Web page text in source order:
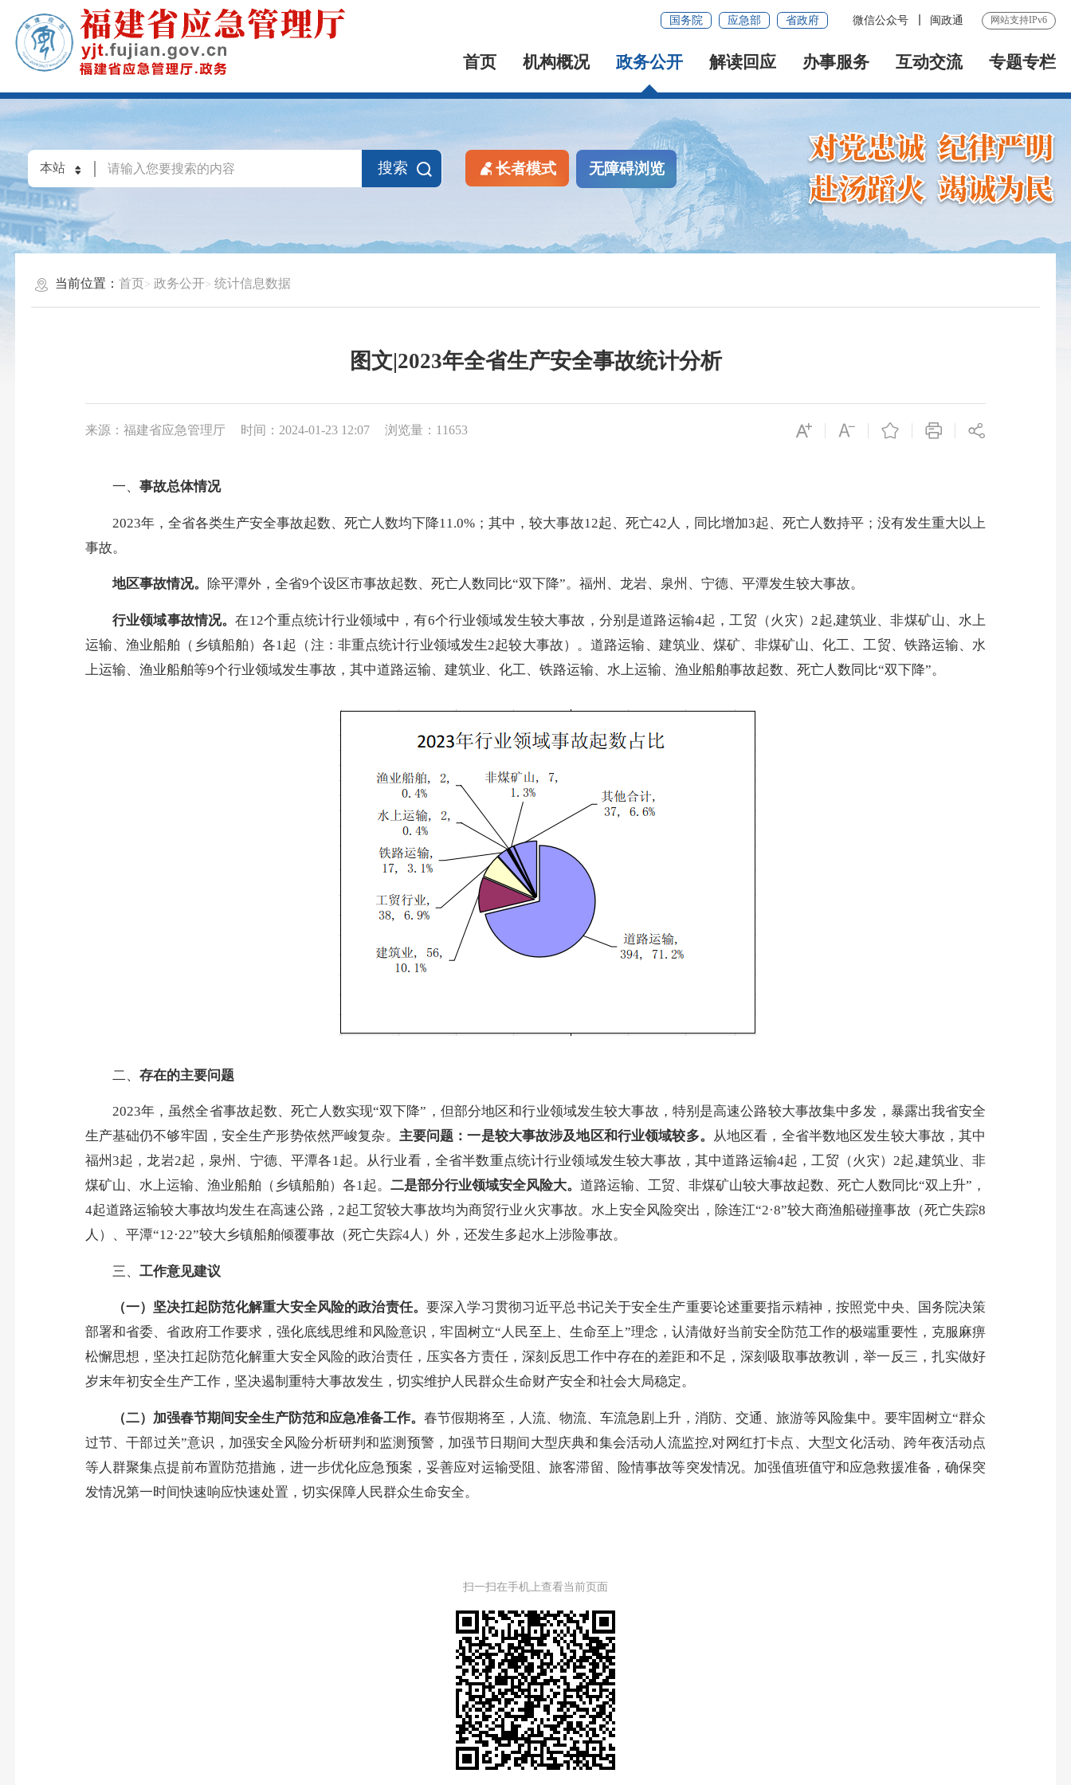
国务院 应急部 省政府 微信公众号 闽政通 网站支持IPv6
首页 机构概况 政务公开 解读回应 办事服务 互动交流 专题专栏
搜索 长者模式 无障碍浏览
当前位置：首页 政务公开 统计信息数据
图文|2023年全省生产安全事故统计分析
来源：福建省应急管理厅 时间：2024-01-23 12:07 浏览量：11653
一、 事故总体情况
2023年，全省各类生产安全事故起数、死亡人数均下降11.0%；其中，较大事故12起、死亡42人，同比增加3起、死亡人数持平；没有发生重大以上
事故。
地区事故情况。 除平潭外，全省9个设区市事故起数、死亡人数同比“双下降”。福州、龙岩、泉州、宁德、平潭发生较大事故。
行业领域事故情况。在12个重点统计行业领域中，有6个行业领域发生较大事故，分别是道路运输4起，工贸（火灾）2起,建筑业、非煤矿山、水上
运输、渔业船舶（乡镇船舶）各1起（注：非重点统计行业领域发生2起较大事故）。道路运输、建筑业、煤矿、非煤矿山、化工、工贸、铁路运输、水
上运输、渔业船舶等9个行业领域发生事故，其中道路运输、建筑业、化工、铁路运输、水上运输、渔业船舶事故起数、死亡人数同比“双下降”。
二、 存在的主要问题
2023年，虽然全省事故起数、死亡人数实现“双下降”，但部分地区和行业领域发生较大事故，特别是高速公路较大事故集中多发，暴露出我省安全
生产基础仍不够牢固，安全生产形势依然严峻复杂。 主要问题 ：一是较大事故涉及地区和行业领域较多。 从地区看，全省半数地区发生较大事故，其中
福州3起，龙岩2起，泉州、宁德、平潭各1起。从行业看，全省半数重点统计行业领域发生较大事故，其中道路运输4起，工贸（火灾）2起,建筑业、非
煤矿山、水上运输、渔业船舶（乡镇船舶）各1起。 二是部分行业领域安全风险大。道路运输、工贸、非煤矿山较大事故起数、死亡人数同比“双上升”，
4起道路运输较大事故均发生在高速公路，2起工贸较大事故均为商贸行业火灾事故。水上安全风险突出，除连江“2·8”较大商渔船碰撞事故（死亡失踪8
人）、平潭“12·22”较大乡镇船舶倾覆事故（死亡失踪4人）外，还发生多起水上涉险事故。
三、 工作意见建议
（一） 坚决扛起防范化解重大安全风险的政治责任。要深入学习贯彻习近平总书记关于安全生产重要论述重要指示精神，按照党中央、国务院决策
部署和省委、省政府工作要求，强化底线思维和风险意识，牢固树立“人民至上、生命至上”理念，认清做好当前安全防范工作的极端重要性，克服麻痹
松懈思想，坚决扛起防范化解重大安全风险的政治责任，压实各方责任，深刻反思工作中存在的差距和不足，深刻吸取事故教训，举一反三，扎实做好
岁末年初安全生产工作，坚决遏制重特大事故发生，切实维护人民群众生命财产安全和社会大局稳定。
（二）加强春节期间安全生产防范和应急准备工作。 春节假期将至，人流、物流、车流急剧上升，消防、交通、旅游等风险集中。要牢固树立“群众
过节、干部过关”意识，加强安全风险分析研判和监测预警，加强节日期间大型庆典和集会活动人流监控,对网红打卡点、大型文化活动、跨年夜活动点
等人群聚集点提前布置防范措施，进一步优化应急预案，妥善应对运输受阻、旅客滞留、险情事故等突发情况。加强值班值守和应急救援准备，确保突
发情况第一时间快速响应快速处置，切实保障人民群众生命安全。
扫一扫在手机上查看当前页面